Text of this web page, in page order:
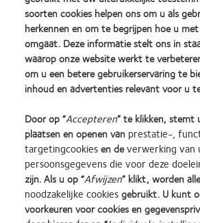
Floortje Wat ik hier graag aan wil
MyDay®-familie, sferisch, torisch en
maakt van ons plasticneutraalprogramma:
met Plastic Bank, hierdoor zijn al onze
neutraal”.
TEKST Marie-Catrien van Deijck BEELD
Andere
soorten cookies helpen ons om u als
herkennen en om te begrijpen hoe u
omgaat. Deze informatie stelt ons in
waarop onze website werkt te
om u een betere gebruikerservaring te
inhoud en advertenties relevant voor u
Door op “Accepteren” te klikken, stemt
plaatsen en openen van prestatie-,
targetingcookiesen deverwerking van
persoonsgegevens die voor deze
zijn. Als u op “Afwijzen” klikt, worden
noodzakelijke cookiesgebruikt. U kunt
voorkeuren voor cookies en